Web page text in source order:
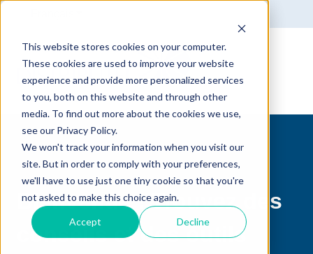
This website stores cookies on your computer.
These cookies are used to improve your website
experience and provide more personalized services
to you, both on this website and through other
media. To find out more about the cookies we use,
see our Privacy Policy.
We won't track your information when you visit our
site. But in order to comply with your preferences,
we'll have to use just one tiny cookie so that you're
not asked to make this choice again.
Accept Decline
Bienvenue ! Trouvez des
conseils et des outils